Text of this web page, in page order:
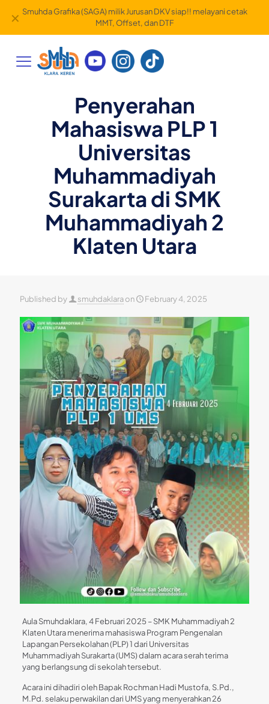
Smuhda Grafika (SAGA) milik Jurusan DKV siap!! melayani cetak
MMT, Offset, dan DTF
✕
Penyerahan
Mahasiswa PLP 1
Universitas
Muhammadiyah
Surakarta di SMK
Muhammadiyah 2
Klaten Utara
Published by smuhdaklaraon February 4, 2025
Aula Smuhdaklara, 4 Februari 2025 – SMK Muhammadiyah 2
Klaten Utara menerima mahasiswa Program Pengenalan
Lapangan Persekolahan (PLP) 1 dari Universitas
Muhammadiyah Surakarta (UMS) dalam acara serah terima
yang berlangsung di sekolah tersebut.
Acara ini dihadiri oleh Bapak Rochman Hadi Mustofa, S.Pd.,
M.Pd. selaku perwakilan dari UMS yang menyerahkan 26